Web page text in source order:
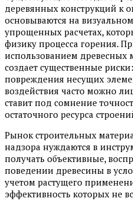
деревянных конструкций к
основываются на
упрощенных расчетах,
физику процесса горения.
использованием древесных
создает существенные
повреждения несущих
воздействия часто можно
ставит под сомнение
остаточного ресурса
Рынок строительных
надзора нуждаются в
получать объективные,
поведении древесины в
учетом растущего
эффективность которых не